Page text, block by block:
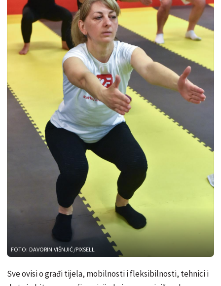
FOTO: DAVORIN VIŠNJIĆ/PIXSELL
Sve ovisi o građi tijela, mobilnosti i fleksibilnosti, tehnici i